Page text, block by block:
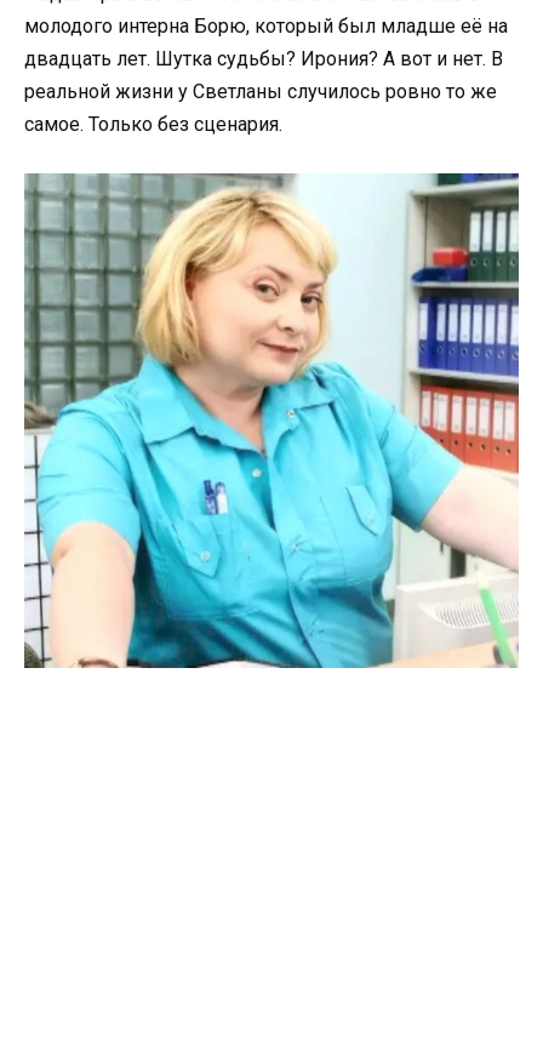
молодого интерна Борю, который был младше её на
двадцать лет. Шутка судьбы? Ирония? А вот и нет. В
реальной жизни у Светланы случилось ровно то же
самое. Только без сценария.